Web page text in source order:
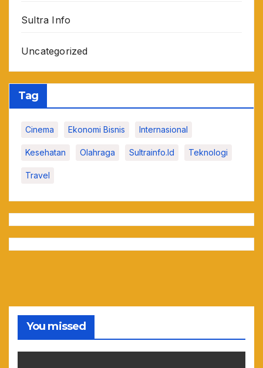
Sultra Info
Uncategorized
Tag
Cinema Ekonomi Bisnis Internasional
Kesehatan Olahraga Sultrainfo.id Teknologi
Travel
You missed